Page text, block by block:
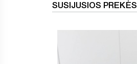
SUSIJUSIOS PREKĖS